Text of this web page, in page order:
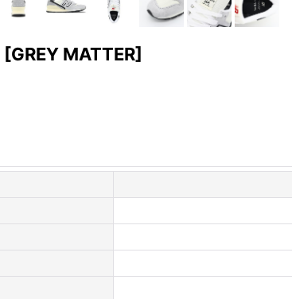
[GREY MATTER]